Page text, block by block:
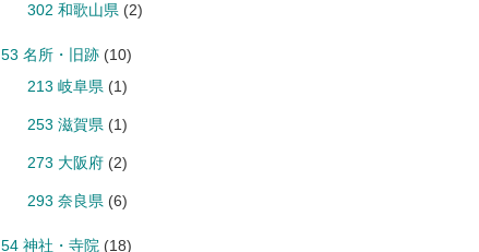
302 和歌山県 (2)
53 名所・旧跡(10)
213 岐阜県 (1)
253 滋賀県 (1)
273 大阪府(2)
293 奈良県 (6)
54 神社・寺院 (18)